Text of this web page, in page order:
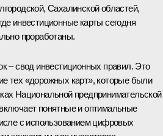
Сахалинской областей,
инвестиционные карты сегодня
проработаны.
– свод инвестиционных правил. Это
тех «дорожных карт», которые были
Национальной предпринимательской
понятные и оптимальные
с использованием цифровых